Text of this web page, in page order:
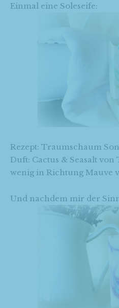
Einmal eine Soleseife:
Rezept: Traumschaum
Duft: Cactus & Seasalt
wenig in Richtung Mauve
Und nachdem mir der